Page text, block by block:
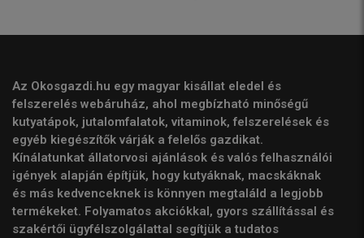
Az Okosgazdi.hu egy magyar kisállat eledel és
felszerelés webáruház, ahol megbízható minőségű
kutyatápok, jutalomfalatok, vitaminok, felszerelések és
egyéb kiegészítők várják a felelős gazdikat.
Kínálatunkat állatorvosi ajánlások és valós felhasználói
igények alapján építjük, hogy kutyáknak, macskáknak
és más kedvenceknek is könnyen megtaláld a legjobb
termékeket. Folyamatos akciókkal, gyors szállítással és
szakértői ügyfélszolgálattal segítjük a tudatos